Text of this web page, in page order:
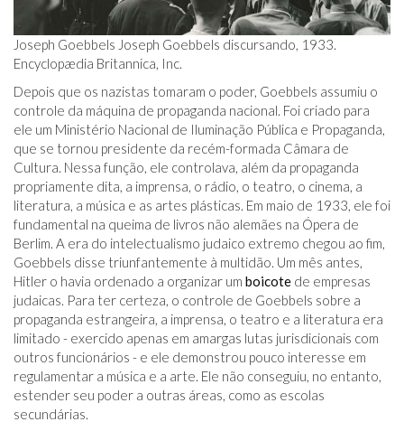
Joseph Goebbels Joseph Goebbels discursando, 1933.
Encyclopædia Britannica, Inc.
Depois que os nazistas tomaram o poder, Goebbels assumiu o
controle da máquina de propaganda nacional. Foi criado para
ele um Ministério Nacional de Iluminação Pública e Propaganda,
que se tornou presidente da recém-formada Câmara de
Cultura. Nessa função, ele controlava, além da propaganda
propriamente dita, a imprensa, o rádio, o teatro, o cinema, a
literatura, a música e as artes plásticas. Em maio de 1933, ele foi
fundamental na queima de livros não alemães na Ópera de
Berlim. A era do intelectualismo judaico extremo chegou ao fim,
Goebbels disse triunfantemente à multidão. Um mês antes,
Hitler o havia ordenado a organizar um boicote de empresas
judaicas. Para ter certeza, o controle de Goebbels sobre a
propaganda estrangeira, a imprensa, o teatro e a literatura era
limitado - exercido apenas em amargas lutas jurisdicionais com
outros funcionários - e ele demonstrou pouco interesse em
regulamentar a música e a arte. Ele não conseguiu, no entanto,
estender seu poder a outras áreas, como as escolas
secundárias.